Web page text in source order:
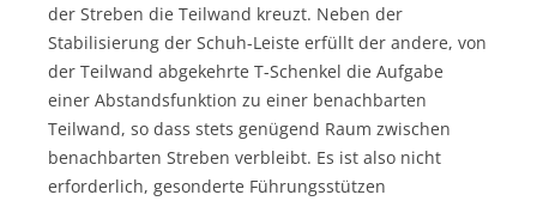
der Streben die Teilwand kreuzt. Neben der
Stabilisierung der Schuh-Leiste erfüllt der andere, von
der Teilwand abgekehrte T-Schenkel die Aufgabe
einer Abstandsfunktion zu einer benachbarten
Teilwand, so dass stets genügend Raum zwischen
benachbarten Streben verbleibt. Es ist also nicht
erforderlich, gesonderte Führungsstützen